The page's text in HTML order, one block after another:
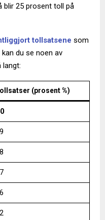
blir 25 prosent toll på
tollsatsene som
du se noen av
langt:
(prosent %)